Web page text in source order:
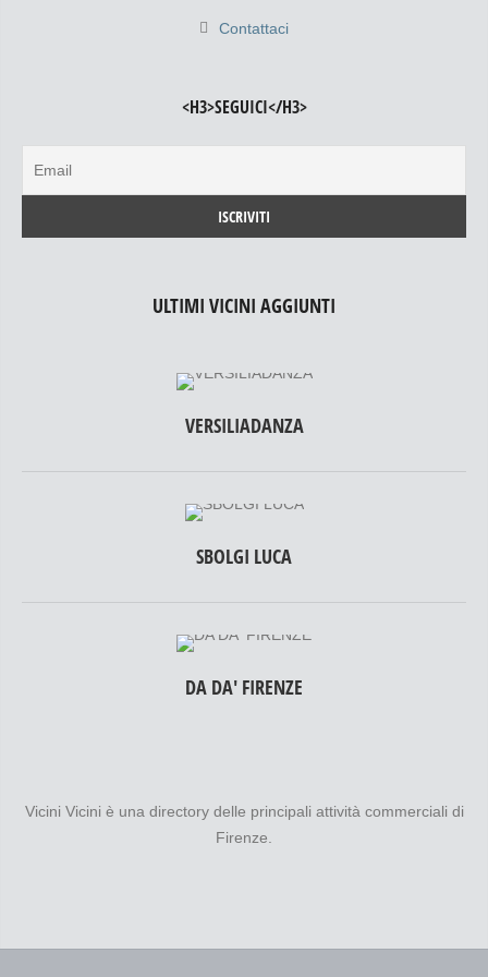
Contattaci
<H3>SEGUICI</H3>
ULTIMI VICINI AGGIUNTI
VERSILIADANZA
SBOLGI LUCA
DA DA' FIRENZE
Vicini Vicini è una directory delle principali attività commerciali di
Firenze.